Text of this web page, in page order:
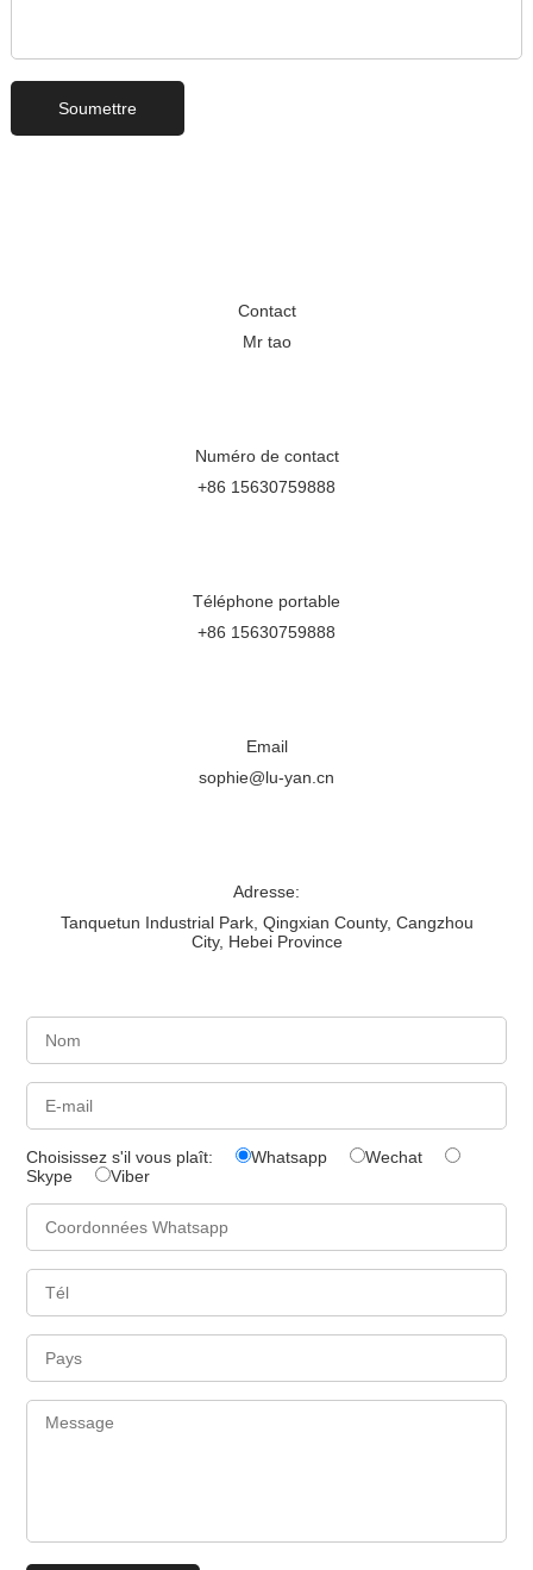
Contact
Mr tao
Numéro de contact
+86 15630759888
Téléphone portable
+86 15630759888
Email
sophie@lu-yan.cn
Adresse:
Tanquetun Industrial Park, Qingxian County, Cangzhou
City, Hebei Province
Choisissez s'il vous plaît: Whatsapp
Wechat
Skype
Viber